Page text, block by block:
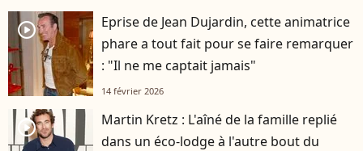
player2
Eprise de Jean Dujardin, cette animatrice
phare a tout fait pour se faire remarquer
: "Il ne me captait jamais"
14 février 2026
player2
Martin Kretz : L'aîné de la famille replié
dans un éco-lodge à l'autre bout du